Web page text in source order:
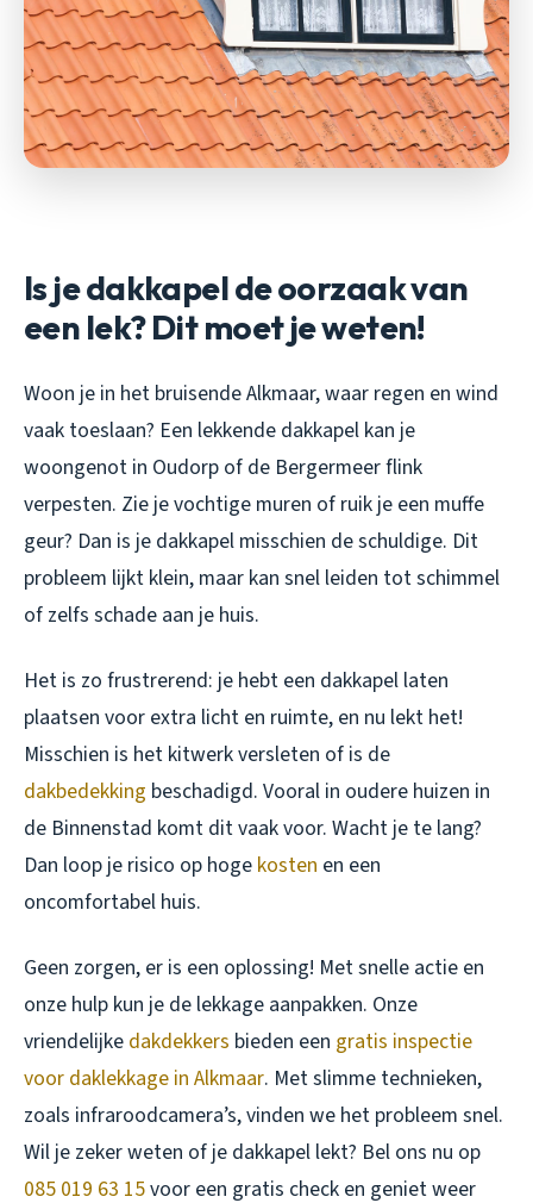
Is je dakkapel de oorzaak van
een lek? Dit moet je weten!
Woon je in het bruisende Alkmaar, waar regen en wind
vaak toeslaan? Een lekkende dakkapel kan je
woongenot in Oudorp of de Bergermeer flink
verpesten. Zie je vochtige muren of ruik je een muffe
geur? Dan is je dakkapel misschien de schuldige. Dit
probleem lijkt klein, maar kan snel leiden tot schimmel
of zelfs schade aan je huis.
Het is zo frustrerend: je hebt een dakkapel laten
plaatsen voor extra licht en ruimte, en nu lekt het!
Misschien is het kitwerk versleten of is de
dakbedekking beschadigd. Vooral in oudere huizen in
de Binnenstad komt dit vaak voor. Wacht je te lang?
Dan loop je risico op hoge kosten en een
oncomfortabel huis.
Geen zorgen, er is een oplossing! Met snelle actie en
onze hulp kun je de lekkage aanpakken. Onze
vriendelijke dakdekkers bieden een gratis inspectie
voor daklekkage in Alkmaar. Met slimme technieken,
zoals infraroodcamera’s, vinden we het probleem snel.
Wil je zeker weten of je dakkapel lekt? Bel ons nu op
085 019 63 15voor een gratis check en geniet weer